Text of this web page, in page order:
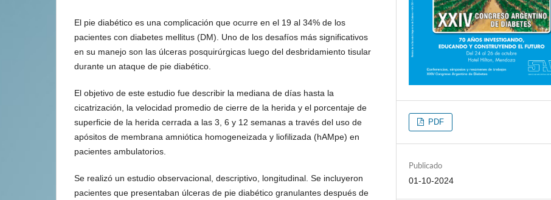
El pie diabético es una complicación que ocurre en el 19 al 34% de los
pacientes con diabetes mellitus (DM). Uno de los desafíos más significativos
en su manejo son las úlceras posquirúrgicas luego del desbridamiento tisular
durante un ataque de pie diabético.
El objetivo de este estudio fue describir la mediana de días hasta la
cicatrización, la velocidad promedio de cierre de la herida y el porcentaje de
superficie de la herida cerrada a las 3, 6 y 12 semanas a través del uso de
apósitos de membrana amniótica homogeneizada y liofilizada (hAMpe) en
pacientes ambulatorios.
Se realizó un estudio observacional, descriptivo, longitudinal. Se incluyeron
pacientes que presentaban úlceras de pie diabético granulantes después de
PDF
Publicado
01-10-2024